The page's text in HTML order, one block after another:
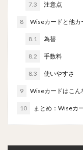
7.3 注意点
8 Wiseカードと他カ
8.1 為替
8.2 手数料
8.3 使いやすさ
9 Wiseカードはこん
10 まとめ：Wiseカ